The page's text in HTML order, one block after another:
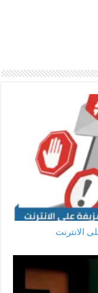
الانترنت